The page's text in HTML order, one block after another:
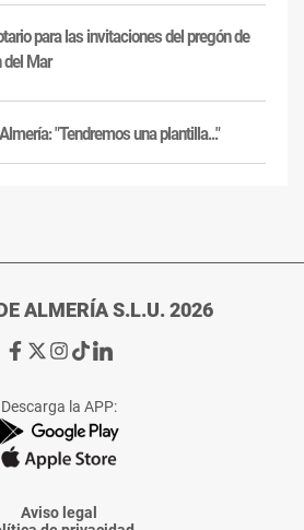
para las invitaciones del pregón de
del Mar
"Tendremos una plantilla..."
ALMERÍA S.L.U. 2026
Ir
de
La
Voz
Almería
Ir
de
La
Voz
Almería
Ir
de
La
Voz
Almería
Ir
de
La
Voz
Almería
Ir
de
La
Voz
Descarga la APP:
Aviso legal